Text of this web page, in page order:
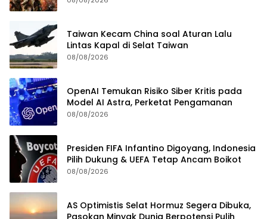
Taiwan Kecam China soal Aturan Lalu
Lintas Kapal di Selat Taiwan
08/08/2026
OpenAI Temukan Risiko Siber Kritis pada
Model AI Astra, Perketat Pengamanan
08/08/2026
Presiden FIFA Infantino Digoyang, Indonesia
Pilih Dukung & UEFA Tetap Ancam Boikot
08/08/2026
AS Optimistis Selat Hormuz Segera Dibuka,
Pasokan Minyak Dunia Berpotensi Pulih